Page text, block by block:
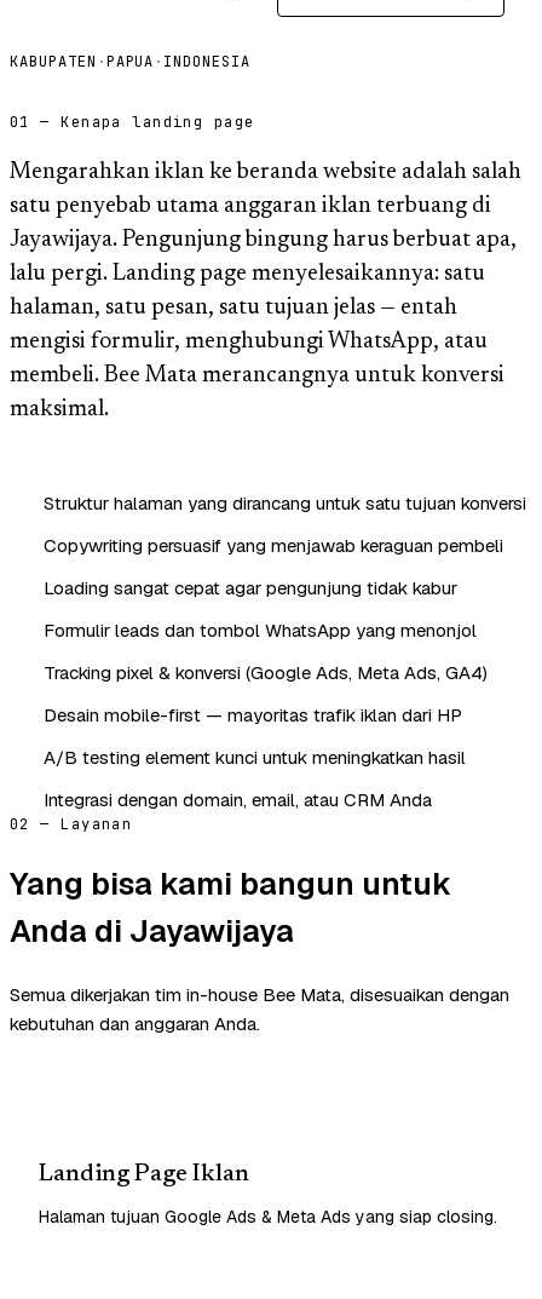
KABUPATEN ·PAPUA · INDONESIA
01 — Kenapa landing page
Mengarahkan iklan ke beranda website adalah salah
satu penyebab utama anggaran iklan terbuang di
Jayawijaya. Pengunjung bingung harus berbuat apa,
lalu pergi. Landing page menyelesaikannya: satu
halaman, satu pesan, satu tujuan jelas — entah
mengisi formulir, menghubungi WhatsApp, atau
membeli. Bee Mata merancangnya untuk konversi
maksimal.
Struktur halaman yang dirancang untuk satu tujuan konversi
Copywriting persuasif yang menjawab keraguan pembeli
Loading sangat cepat agar pengunjung tidak kabur
Formulir leads dan tombol WhatsApp yang menonjol
Tracking pixel & konversi (Google Ads, Meta Ads, GA4)
Desain mobile-first — mayoritas trafik iklan dari HP
A/B testing element kunci untuk meningkatkan hasil
Integrasi dengan domain, email, atau CRM Anda
02 — Layanan
Yang bisa kami bangun untuk
Anda di Jayawijaya
Semua dikerjakan tim in-house Bee Mata, disesuaikan dengan
kebutuhan dan anggaran Anda.
Landing Page Iklan
Halaman tujuan Google Ads & Meta Ads yang siap closing.